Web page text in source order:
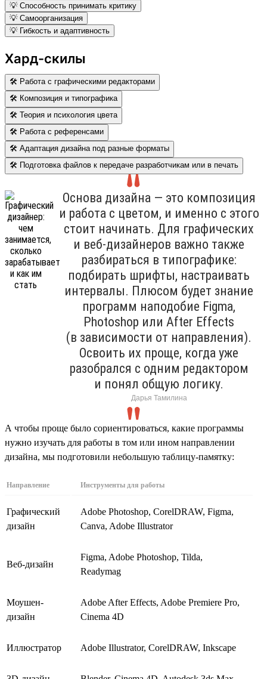
💡 Способность принимать критику
💡 Самоорганизация
💡 Гибкость и адаптивность
Хард-скилы
🛠 Работа с графическими редакторами
🛠 Композиция и типографика
🛠 Теория и психология цвета
🛠 Работа с референсами
🛠 Адаптация дизайна под разные форматы
🛠 Подготовка файлов к передаче разработчикам или в печать
Основа дизайна — это композиция
и работа с цветом, и именно с этого
стоит начинать. Для графических
и веб-дизайнеров важно также
разбираться в типографике:
подбирать шрифты, настраивать
интервалы. Плюсом будет знание
программ наподобие Figma,
Photoshop или After Effects
(в зависимости от направления).
Освоить их проще, когда уже
разобрался с одним редактором
и понял общую логику.
Дарья Тамилина
А чтобы проще было сориентироваться, какие программы
нужно изучать для работы в том или ином направлении
дизайна, мы подготовили небольшую таблицу-памятку:
Направление Инструменты для работы
Графический
дизайн
Adobe Photoshop, CorelDRAW, Figma,
Canva, Adobe Illustrator
Веб-дизайн
Figma, Adobe Photoshop, Tilda,
Readymag
Моушен-
дизайн
Adobe After Effects, Adobe Premiere Pro,
Cinema 4D
Иллюстратор Adobe Illustrator, CorelDRAW, Inkscape